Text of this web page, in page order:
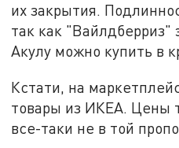
их закрытия.
так как "Вайлдберриз"
Акулу можно купить в
Кстати, на
товары из ИКЕА. Цены
все-таки не в той